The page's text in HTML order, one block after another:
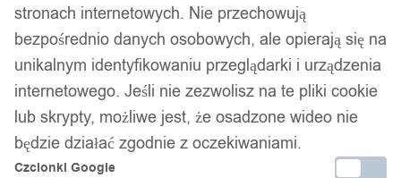
stronach internetowych. Nie przechowują
bezpośrednio danych osobowych, ale opierają się na
unikalnym identyfikowaniu przeglądarki i urządzenia
internetowego. Jeśli nie zezwolisz na te pliki cookie
lub skrypty, możliwe jest, że osadzone wideo nie
będzie działać zgodnie z oczekiwaniami.
Czcionki Google